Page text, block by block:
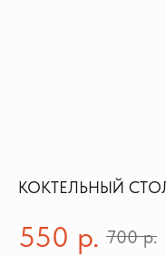
КОКТЕЛЬНЫЙ
550 р. 700 р.